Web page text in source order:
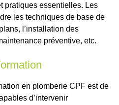
pratiques essentielles. Les
les techniques de base de
l’installation des
préventive, etc.
en plomberie CPF est de
d’intervenir